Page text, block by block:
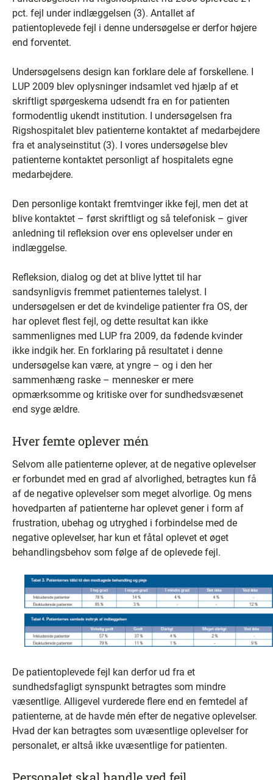
pct. fejl under indlæggelsen (3). Antallet af
patientoplevede fejl i denne undersøgelse er derfor højere
end forventet.
Undersøgelsens design kan forklare dele af forskellene. I
LUP 2009 blev oplysninger indsamlet ved hjælp af et
skriftligt spørgeskema udsendt fra en for patienten
formodentlig ukendt institution. I undersøgelsen fra
Rigshospitalet blev patienterne kontaktet af medarbejdere
fra et analyseinstitut (3). I vores undersøgelse blev
patienterne kontaktet personligt af hospitalets egne
medarbejdere.
Den personlige kontakt fremtvinger ikke fejl, men det at
blive kontaktet – først skriftligt og så telefonisk – giver
anledning til refleksion over ens oplevelser under en
indlæggelse.
Refleksion, dialog og det at blive lyttet til har
sandsynligvis fremmet patienternes talelyst. I
undersøgelsen er det de kvindelige patienter fra OS, der
har oplevet flest fejl, og dette resultat kan ikke
sammenlignes med LUP fra 2009, da fødende kvinder
ikke indgik her. En forklaring på resultatet i denne
undersøgelse kan være, at yngre – og i den her
sammenhæng raske – mennesker er mere
opmærksomme og kritiske over for sundhedsvæsenet
end syge ældre.
Hver femte oplever mén
Selvom alle patienterne oplever, at de negative oplevelser
er forbundet med en grad af alvorlighed, betragtes kun få
af de negative oplevelser som meget alvorlige. Og mens
hovedparten af patienterne har oplevet gener i form af
frustration, ubehag og utryghed i forbindelse med de
negative oplevelser, har kun et fåtal oplevet et øget
behandlingsbehov som følge af de oplevede fejl.
De patientoplevede fejl kan derfor ud fra et
sundhedsfagligt synspunkt betragtes som mindre
væsentlige. Alligevel vurderede flere end en femtedel af
patienterne, at de havde mén efter de negative oplevelser.
Hvad der kan betragtes som uvæsentlige oplevelser for
personalet, er altså ikke uvæsentlige for patienten.
Personalet skal handle ved fejl